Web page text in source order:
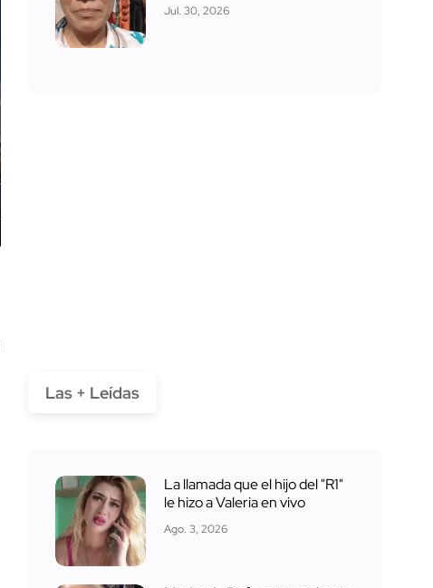
Jul. 30, 2026
Las + Leídas
La llamada que el hijo del "R1"
le hizo a Valeria en vivo
Ago. 3, 2026